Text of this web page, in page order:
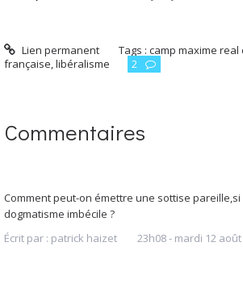
Lien permanent Tags :camp maxime real
française,libéralisme 2
Commentaires
Comment peut-on émettre une sottise
dogmatisme imbécile ?
Écrit par : patrick haizet 23h08- mardi 12 août